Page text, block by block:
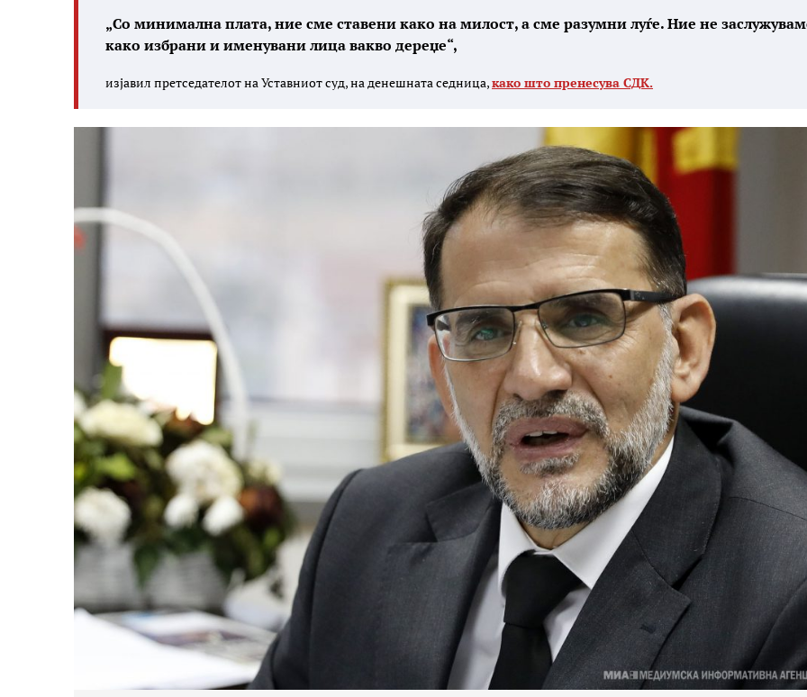
„Со минимална плата, ние сме ставени како на милост, а сме разумни луѓе. Ние не
како избрани и именувани лица вакво дереџе“,
изјавил претседателот на Уставниот суд, на денешната седница,како што пренесува СДК.